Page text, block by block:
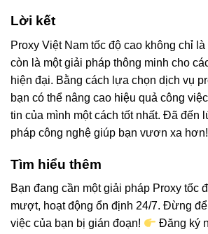
Lời kết
Proxy Việt Nam tốc độ cao không chỉ là
còn là một giải pháp thông minh cho
hiện đại. Bằng cách lựa chọn dịch vụ
bạn có thể nâng cao hiệu quả công
tin của mình một cách tốt nhất. Đã đến
pháp công nghệ giúp bạn vươn xa hơn!
Tìm hiểu thêm
Bạn đang cần một giải pháp Proxy tốc
mượt, hoạt động ổn định 24/7. Đừng
việc của bạn bị gián đoạn!
Đăng ký